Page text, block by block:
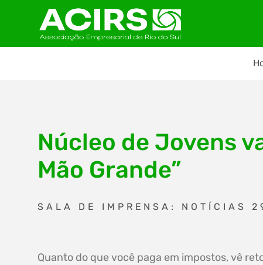
Núcleo de Jovens
Mão Grande”
SALA DE IMPRENSA: NOTÍCIAS
Quanto do que você paga em impostos, vê